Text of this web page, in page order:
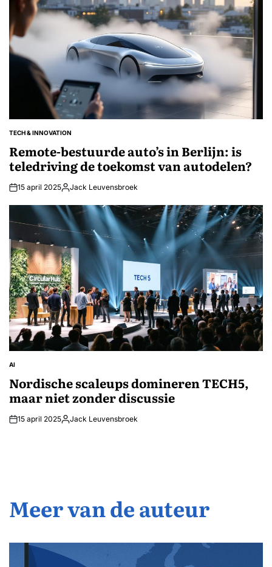
GEPLAATST
TECH & INNOVATION
Remote-bestuurde auto’s in Berlijn: is
teledriving de toekomst van autodelen?
15 april 2025Geplaatst
Jack Leuvensbroek
GEPLAATST
AI
Nordische scaleups domineren TECH5,
maar niet zonder discussie
15 april 2025Geplaatst
Jack Leuvensbroek
Meer van de auteur